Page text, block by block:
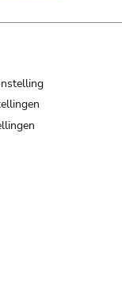
pot
pan; roaster pan
vessel